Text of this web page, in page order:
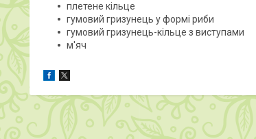
плетене кільце
гумовий гризунець у формі риби
гумовий гризунець-кільце з виступами
м'яч